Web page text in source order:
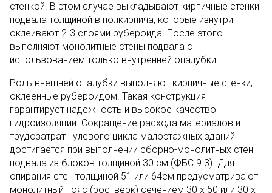
стенкой. В этом случае выкладывают кирпичные стенки
подвала толщиной в полкирпича, которые изнутри
оклеивают 2-3 слоями рубероида. После этого
выполняют монолитные стены подвала с
использованием только внутренней опалубки.
Роль внешней опалубки выполняют кирпичные стенки,
оклеенные рубероидом. Такая конструкция
гарантирует надежность и высокое качество
гидроизоляции. Сокращение расхода материалов и
трудозатрат нулевого цикла малоэтажных зданий
достигается при выполнении сборно-монолитных стен
подвала из блоков толщиной 30 см (ФБС 9.3). Для
опирания стен толщиной 51 или 64см предусматривают
монолитный пояс (ростверк) сечением 30 x 50 или 30 x